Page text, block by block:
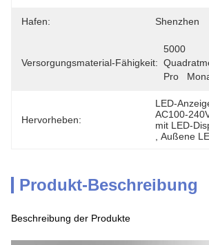
Hafen: Shenzhen
Versorgungsmaterial-Fähigkeit:
5000
Pro
Hervorheben:
LED-
AC100-
mit LED-
Außene
Produkt-Beschreibung
Beschreibung der Produkte